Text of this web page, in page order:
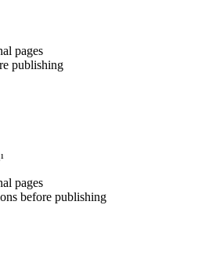
pages
publishing
pages
before publishing